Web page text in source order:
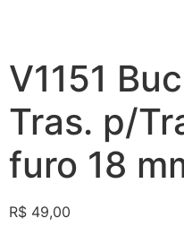
V1151
Tras. p/
furo 18
R$ 49,00